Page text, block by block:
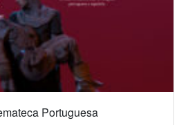
Portuguesa